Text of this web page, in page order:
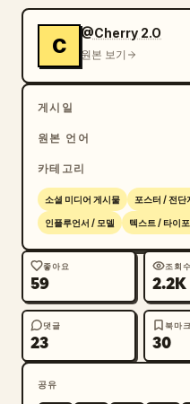
EXPRESS”라고 적힌 포
PREMIERE IN L.A.”
3. 상단 오른쪽 와이드
스튜디오 조명과 카메라
는 가죽 재킷 차림의 스
FILMING IN
4. 하단 중앙 패널: 뉴욕
터를 배경으로 레드 카
러 수트 차림의 스타. 헤드
5. 하단 오른쪽 와이드
프리미어 애프터 파티.
조명 타워, 블레이저를
헤드라인: “PREMIERE
단 캡션: “GLOBAL
머리카락, 어깨, 블러 처
C
@Cherry 2.O
원본 보기
게시일
원본 언어
카테고리
소셜 미디어 게시물 포스터 / 전단
인플루언서 / 모델 텍스트 / 타이
좋아요
59
조회수
2.2K
댓글
23
북마크
30
공유